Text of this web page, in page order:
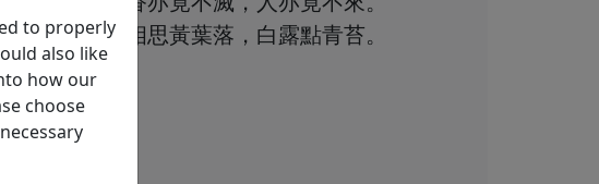
相思黃葉落，白露點青苔。
to properly
also like
how our
choose